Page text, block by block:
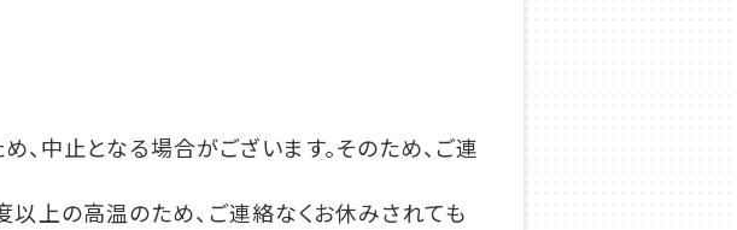
、中止となる場合がございます。そのため、ご連
以上の高温のため、 ご連絡なくお休みされても